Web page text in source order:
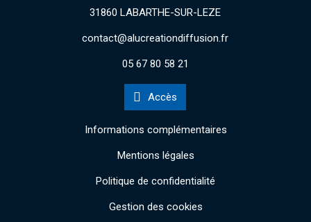
31860 LABARTHE-SUR-LEZE
contact@alucreationdiffusion.fr
05 67 80 58 21
Accès
Informations complémentaires
Mentions légales
Politique de confidentialité
Gestion des cookies